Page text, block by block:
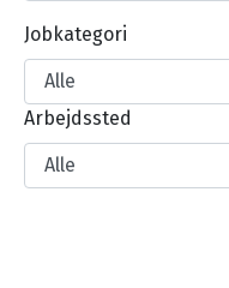
Jobkategori
Arbejdssted